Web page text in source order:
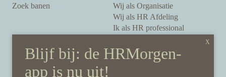
Zoek banen
Wij als Organisatie
Wij als HR Afdeling
Ik als HR professional
Onze auteurs
Onze partners
Sponsoring